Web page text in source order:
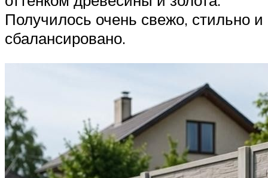
Получилось очень свежо, стильно и
сбалансировано.